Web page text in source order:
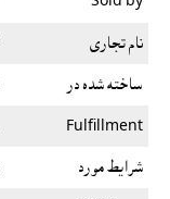
نام تجاری
ساخته شده در
Fulfillment
شرایط مورد